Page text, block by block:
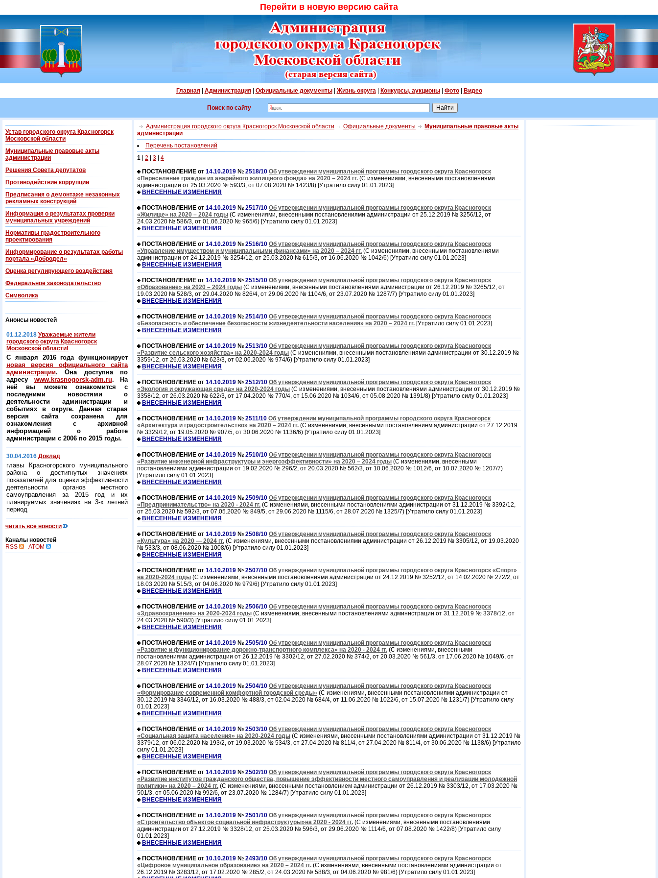
Перейти в новую версию сайта
Главная| Администрация| Официальные документы| Жизнь округа| Конкурсы, аукционы| Фото| Видео
Поиск по сайту
Устав городского округа Красногорск
Московской области
Муниципальные правовые акты
администрации
Решения Совета депутатов
Противодействие коррупции
Предписания о демонтаже незаконных
рекламных конструкций
Информация о результатах проверки
муниципальных учреждений
Нормативы градостроительного
проектирования
Информирование о результатах работы
портала «Добродел»
Оценка регулирующего воздействия
Федеральнoe законодательство
Символика
Анонсы новостей
01.12.2018 Уважаемые жители
городского округа Красногорск
Московской области!
С января 2016 года функционирует
новая версия официального сайта
администрации. Она доступна по
адресу www.krasnogorsk-adm.ru. На
ней вы можете ознакомится с
последними новостями о
деятельности администрации и
событиях в округе. Данная старая
версия сайта сохранена для
ознакомления с архивной
информацией о работе
администрации с 2006 по 2015 годы.
30.04.2016 Доклад
главы Красногорского муниципального
района о достигнутых значениях
показателей для оценки эффективности
деятельности органов местного
самоуправления за 2015 год и их
планируемых значениях на 3-х летний
период
читать все новости
Каналы новостей
RSS
ATOM
Администрация городского округа Красногорск Московской области Официальные документы
Муниципальные правовые акты
администрации
Перечень постановлений
1
2 3
4
ПОСТАНОВЛЕНИЕ от 14.10.2019 № 2518/10 Об утверждении муниципальной программы городского округа Красногорск
«Переселение граждан из аварийного жилищного фонда» на 2020 – 2024 гг. (С изменениями, внесенными постановлениями
администрации от 25.03.2020 № 593/3, от 07.08.2020 № 1423/8) [Утратило силу 01.01.2023]
ВНЕСЕННЫЕ ИЗМЕНЕНИЯ
ПОСТАНОВЛЕНИЕ от 14.10.2019 № 2517/10 Об утверждении муниципальной программы городского округа Красногорск
«Жилище» на 2020 – 2024 годы (С изменениями, внесенными постановлениями администрации от 25.12.2019 № 3256/12, от
24.03.2020 № 586/3, от 01.06.2020 № 965/6) [Утратило силу 01.01.2023]
ВНЕСЕННЫЕ ИЗМЕНЕНИЯ
ПОСТАНОВЛЕНИЕ от 14.10.2019 № 2516/10 Об утверждении муниципальной программы городского округа Красногорск
«Управление имуществом и муниципальными финансами» на 2020 – 2024 гг. (С изменениями, внесенными постановлениями
администрации от 24.12.2019 № 3254/12, от 25.03.2020 № 615/3, от 16.06.2020 № 1042/6) [Утратило силу 01.01.2023]
ВНЕСЕННЫЕ ИЗМЕНЕНИЯ
ПОСТАНОВЛЕНИЕ от 14.10.2019 № 2515/10 Об утверждении муниципальной программы городского округа Красногорск
«Образование» на 2020 – 2024 годы (С изменениями, внесенными постановлениями администрации от 26.12.2019 № 3265/12, от
19.03.2020 № 528/3, от 29.04.2020 № 826/4, от 29.06.2020 № 1104/6, от 23.07.2020 № 1287/7) [Утратило силу 01.01.2023]
ВНЕСЕННЫЕ ИЗМЕНЕНИЯ
ПОСТАНОВЛЕНИЕ от 14.10.2019 № 2514/10 Об утверждении муниципальной программы городского округа Красногорск
«Безопасность и обеспечение безопасности жизнедеятельности населения» на 2020 – 2024 гг. [Утратило силу 01.01.2023]
ВНЕСЕННЫЕ ИЗМЕНЕНИЯ
ПОСТАНОВЛЕНИЕ от 14.10.2019 № 2513/10 Об утверждении муниципальной программы городского округа Красногорск
«Развитие сельского хозяйства» на 2020-2024 годы (С изменениями, внесенными постановлениями администрации от 30.12.2019 №
3359/12, от 26.03.2020 № 623/3, от 02.06.2020 № 974/6) [Утратило силу 01.01.2023]
ВНЕСЕННЫЕ ИЗМЕНЕНИЯ
ПОСТАНОВЛЕНИЕ от 14.10.2019 № 2512/10 Об утверждении муниципальной программы городского округа Красногорск
«Экология и окружающая среда» на 2020-2024 годы (С изменениями, внесенными постановлениями администрации от 30.12.2019 №
3358/12, от 26.03.2020 № 622/3, от 17.04.2020 № 770/4, от 15.06.2020 № 1034/6, от 05.08.2020 № 1391/8) [Утратило силу 01.01.2023]
ВНЕСЕННЫЕ ИЗМЕНЕНИЯ
ПОСТАНОВЛЕНИЕ от 14.10.2019 № 2511/10 Об утверждении муниципальной программы городского округа Красногорск
«Архитектура и градостроительство» на 2020 – 2024 гг. (С изменениями, внесенными постановлением администрации от 27.12.2019
№ 3329/12, от 19.05.2020 № 907/5, от 30.06.2020 № 1136/6) [Утратило силу 01.01.2023]
ВНЕСЕННЫЕ ИЗМЕНЕНИЯ
ПОСТАНОВЛЕНИЕ от 14.10.2019 № 2510/10 Об утверждении муниципальной программы городского округа Красногорск
«Развитие инженерной инфраструктуры и энергоэффективности» на 2020 – 2024 годы (С изменениями, внесенными
постановлениями администрации от 19.02.2020 № 296/2, от 20.03.2020 № 562/3, от 10.06.2020 № 1012/6, от 10.07.2020 № 1207/7)
[Утратило силу 01.01.2023]
ВНЕСЕННЫЕ ИЗМЕНЕНИЯ
ПОСТАНОВЛЕНИЕ от 14.10.2019 № 2509/10 Об утверждении муниципальной программы городского округа Красногорск
«Предпринимательство» на 2020 - 2024 гг. (С изменениями, внесенными постановлениями администрации от 31.12.2019 № 3392/12,
от 25.03.2020 № 592/3, от 07.05.2020 № 849/5, от 29.06.2020 № 1115/6, от 28.07.2020 № 1325/7) [Утратило силу 01.01.2023]
ВНЕСЕННЫЕ ИЗМЕНЕНИЯ
ПОСТАНОВЛЕНИЕ от 14.10.2019 № 2508/10 Об утверждении муниципальной программы городского округа Красногорск
«Культура» на 2020 — 2024 гг. (С изменениями, внесенными постановлениями администрации от 26.12.2019 № 3305/12, от 19.03.2020
№ 533/3, от 08.06.2020 № 1008/6) [Утратило силу 01.01.2023]
ВНЕСЕННЫЕ ИЗМЕНЕНИЯ
ПОСТАНОВЛЕНИЕ от 14.10.2019 № 2507/10 Об утверждении муниципальной программы городского округа Красногорск «Спорт»
на 2020-2024 годы (С изменениями, внесенными постановлениями администрации от 24.12.2019 № 3252/12, от 14.02.2020 № 272/2, от
18.03.2020 № 515/3, от 04.06.2020 № 979/6) [Утратило силу 01.01.2023]
ВНЕСЕННЫЕ ИЗМЕНЕНИЯ
ПОСТАНОВЛЕНИЕ от 14.10.2019 № 2506/10 Об утверждении муниципальной программы городского округа Красногорск
«Здравоохранение» на 2020-2024 годы (С изменениями, внесенными постановлениями администрации от 31.12.2019 № 3378/12, от
24.03.2020 № 590/3) [Утратило силу 01.01.2023]
ВНЕСЕННЫЕ ИЗМЕНЕНИЯ
ПОСТАНОВЛЕНИЕ от 14.10.2019 № 2505/10 Об утверждении муниципальной программы городского округа Красногорск
«Развитие и функционирование дорожно-транспортного комплекса» на 2020 - 2024 гг. (С изменениями, внесенными
постановлениями администрации от 26.12.2019 № 3302/12, от 27.02.2020 № 374/2, от 20.03.2020 № 561/3, от 17.06.2020 № 1049/6, от
28.07.2020 № 1324/7) [Утратило силу 01.01.2023]
ВНЕСЕННЫЕ ИЗМЕНЕНИЯ
ПОСТАНОВЛЕНИЕ от 14.10.2019 № 2504/10 Об утверждении муниципальной программы городского округа Красногорск
«Формирование современной комфортной городской среды» (С изменениями, внесенными постановлениями администрации от
30.12.2019 № 3346/12, от 16.03.2020 № 488/3, от 02.04.2020 № 684/4, от 11.06.2020 № 1022/6, от 15.07.2020 № 1231/7) [Утратило силу
01.01.2023]
ВНЕСЕННЫЕ ИЗМЕНЕНИЯ
ПОСТАНОВЛЕНИЕ от 14.10.2019 № 2503/10 Об утверждении муниципальной программы городского округа Красногорск
«Социальная защита населения» на 2020-2024 годы (С изменениями, внесенными постановлениями администрации от 31.12.2019 №
3379/12, от 06.02.2020 № 193/2, от 19.03.2020 № 534/3, от 27.04.2020 № 811/4, от 27.04.2020 № 811/4, от 30.06.2020 № 1138/6) [Утратило
силу 01.01.2023]
ВНЕСЕННЫЕ ИЗМЕНЕНИЯ
ПОСТАНОВЛЕНИЕ от 14.10.2019 № 2502/10 Об утверждении муниципальной программы городского округа Красногорск
«Развитие институтов гражданского общества, повышение эффективности местного самоуправления и реализации молодежной
политики» на 2020 – 2024 гг. (С изменениями, внесенными постановлением администрации от 26.12.2019 № 3303/12, от 17.03.2020 №
501/3, от 05.06.2020 № 992/6, от 23.07.2020 № 1284/7) [Утратило силу 01.01.2023]
ВНЕСЕННЫЕ ИЗМЕНЕНИЯ
ПОСТАНОВЛЕНИЕ от 14.10.2019 № 2501/10 Об утверждении муниципальной программы городского округа Красногорск
«Строительство объектов социальной инфраструктуры»на 2020 - 2024 гг. (С изменениями, внесенными постановлениями
администрации от 27.12.2019 № 3328/12, от 25.03.2020 № 596/3, от 29.06.2020 № 1114/6, от 07.08.2020 № 1422/8) [Утратило силу
01.01.2023]
ВНЕСЕННЫЕ ИЗМЕНЕНИЯ
ПОСТАНОВЛЕНИЕ от 10.10.2019 № 2493/10 Об утверждении муниципальной программы городского округа Красногорск
«Цифровое муниципальное образование» на 2020 – 2024 гг. (С изменениями, внесенными постановлениями администрации от
26.12.2019 № 3283/12, от 17.02.2020 № 285/2, от 24.03.2020 № 588/3, от 04.06.2020 № 981/6) [Утратило силу 01.01.2023]